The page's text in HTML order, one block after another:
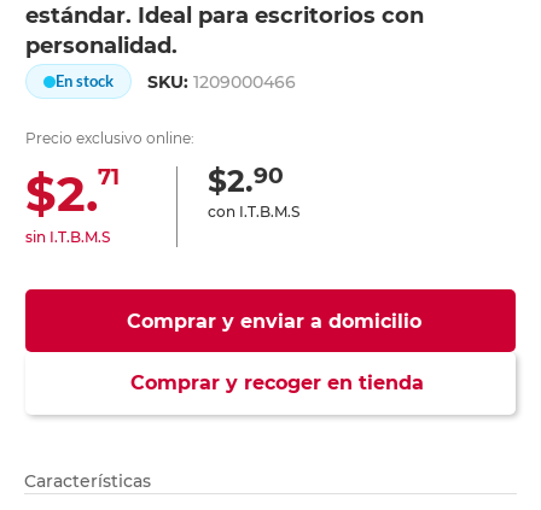
estándar. Ideal para escritorios con
personalidad.
En stock SKU:1209000466
Precio exclusivo online:
$2.71
sin I.T.B.M.S
$2.90
con I.T.B.M.S
Comprar y enviar a domicilio
Comprar y recoger en tienda
Características